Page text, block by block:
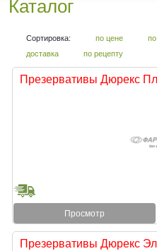
Каталог
Сортировка: по цене
доставка
по рецепту
Презервативы Дюрекс
Просмотр
Презервативы Дюрекс